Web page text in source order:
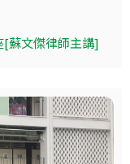
[蘇文傑律師主講]